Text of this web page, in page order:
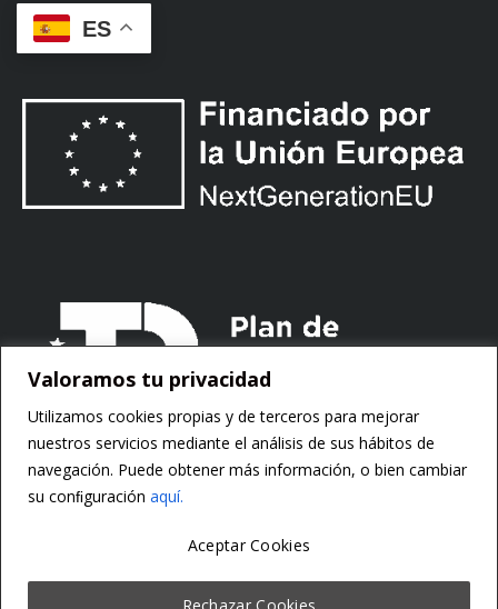
Valoramos tu privacidad
Utilizamos cookies propias y de terceros para mejorar
nuestros servicios mediante el análisis de sus hábitos de
navegación. Puede obtener más información, o bien cambiar
su conﬁguración aquí.
Rechazar Cookies
Aceptar Cookies
ES